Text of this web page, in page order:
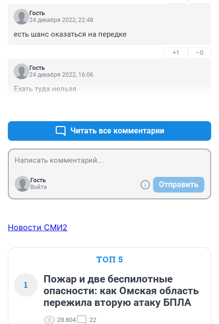
Гость
24 декабря 2022, 22:48
есть шанс оказаться на передке
+1 –0
Гость
24 декабря 2022, 16:06
Ехать туда нельзя
Читать все комментарии
Гость
Войти
Отправить
Новости СМИ2
ТОП 5
1
Пожар и две беспилотные
опасности: как Омская область
пережила вторую атаку БПЛА
28 804 22